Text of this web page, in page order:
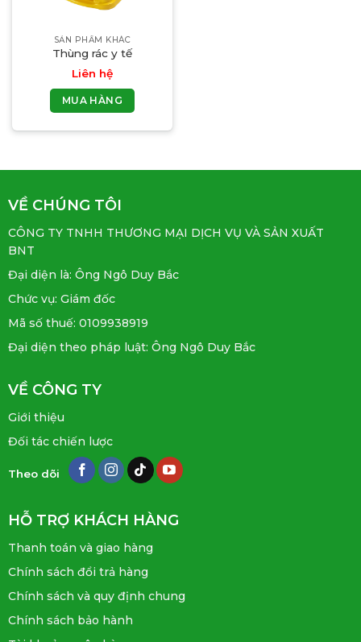
SẢN PHẨM KHÁC
Thùng rác y tế
Liên hệ
MUA HÀNG
VỀ CHÚNG TÔI
CÔNG TY TNHH THƯƠNG MẠI DỊCH VỤ VÀ SẢN XUẤT
BNT
Đại diện là: Ông Ngô Duy Bắc
Chức vụ: Giám đốc
Mã số thuế: 0109938919
Đại diện theo pháp luật: Ông Ngô Duy Bắc
VỀ CÔNG TY
Giới thiệu
Đối tác chiến lược
Theo dõi
HỖ TRỢ KHÁCH HÀNG
Thanh toán và giao hàng
Chính sách đổi trả hàng
Chính sách và quy định chung
Chính sách bảo hành